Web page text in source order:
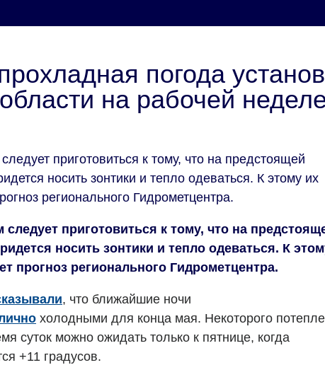
погода
на рабочей
приготовиться к тому, что на предстоящей
носить зонтики и тепло одеваться. К этому их
регионального Гидрометцентра.
приготовиться к тому, что на
носить зонтики и тепло одеваться. К
прогноз регионального Гидрометцентра.
, что ближайшие ночи
холодными для конца мая. Некоторого
суток можно ожидать только к пятнице, когда
+11 градусов.